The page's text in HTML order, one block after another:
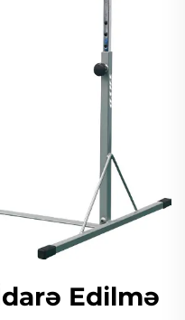
Edilmə